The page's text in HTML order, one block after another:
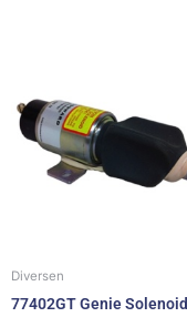
Diversen
77402GT Genie Solenoid